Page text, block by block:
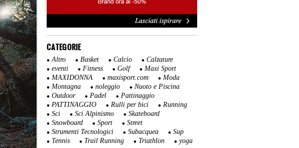
CATEGORIE
Altro Basket Calcio
Calzature
eventi
Fitness Golf
Maxi Sport
MAXIDONNA
maxisport.com
Moda
Montagna
noleggio
Nuoto e Piscina
Outdoor
Padel
Pattinaggio
PATTINAGGIO
Rulli per bici
Running
Sci
Sci Alpinismo
Skateboard
Snowboard
Sport
Street
Strumenti Tecnologici
Subacquea
Sup
Tennis
Trail Running Triathlon yoga